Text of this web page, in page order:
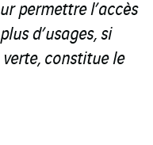
permettre l’accès
d’usages, si
constitue le